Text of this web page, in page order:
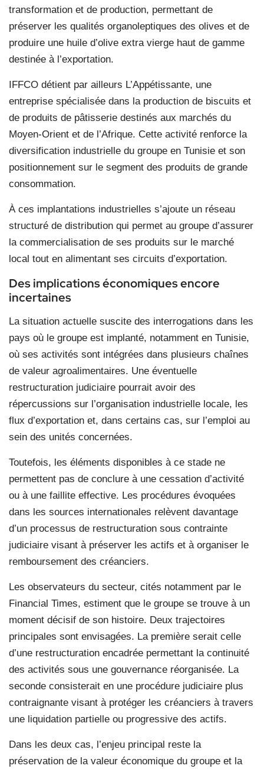
transformation et de production, permettant de
préserver les qualités organoleptiques des olives et de
produire une huile d’olive extra vierge haut de gamme
destinée à l’exportation.
IFFCO détient par ailleurs L’Appétissante, une
entreprise spécialisée dans la production de biscuits et
de produits de pâtisserie destinés aux marchés du
Moyen-Orient et de l’Afrique. Cette activité renforce la
diversification industrielle du groupe en Tunisie et son
positionnement sur le segment des produits de grande
consommation.
À ces implantations industrielles s’ajoute un réseau
structuré de distribution qui permet au groupe d’assurer
la commercialisation de ses produits sur le marché
local tout en alimentant ses circuits d’exportation.
Des implications économiques encore
incertaines
La situation actuelle suscite des interrogations dans les
pays où le groupe est implanté, notamment en Tunisie,
où ses activités sont intégrées dans plusieurs chaînes
de valeur agroalimentaires. Une éventuelle
restructuration judiciaire pourrait avoir des
répercussions sur l’organisation industrielle locale, les
flux d’exportation et, dans certains cas, sur l’emploi au
sein des unités concernées.
Toutefois, les éléments disponibles à ce stade ne
permettent pas de conclure à une cessation d’activité
ou à une faillite effective. Les procédures évoquées
dans les sources internationales relèvent davantage
d’un processus de restructuration sous contrainte
judiciaire visant à préserver les actifs et à organiser le
remboursement des créanciers.
Les observateurs du secteur, cités notamment par le
Financial Times, estiment que le groupe se trouve à un
moment décisif de son histoire. Deux trajectoires
principales sont envisagées. La première serait celle
d’une restructuration encadrée permettant la continuité
des activités sous une gouvernance réorganisée. La
seconde consisterait en une procédure judiciaire plus
contraignante visant à protéger les créanciers à travers
une liquidation partielle ou progressive des actifs.
Dans les deux cas, l’enjeu principal reste la
préservation de la valeur économique du groupe et la